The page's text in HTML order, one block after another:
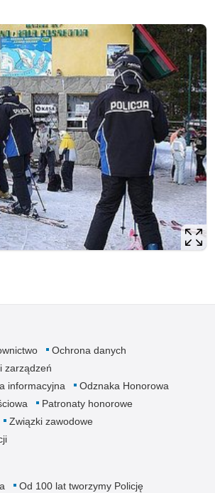
Ochrona danych
zarządzeń
informacyjna
Odznaka Honorowa
Patronaty honorowe
Związki zawodowe
Od 100 lat tworzymy Policję